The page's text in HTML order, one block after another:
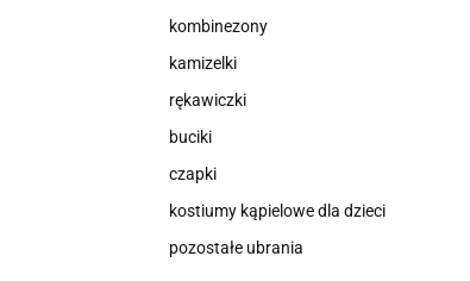
kombinezony
kamizelki
rękawiczki
buciki
czapki
kostiumy kąpielowe dla dzieci
pozostałe ubrania